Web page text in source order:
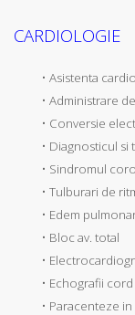
CARDIOLOGIE
• Asistenta
• Administrare
• Conversie
• Diagnosticul
• Sindromul
• Tulburari de
• Edem
• Bloc av. total
•
• Echografii cord
• Paracenteze